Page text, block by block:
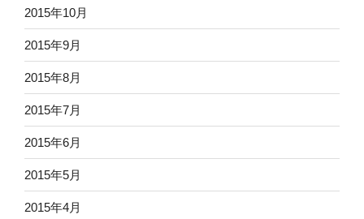
2015年10月
2015年9月
2015年8月
2015年7月
2015年6月
2015年5月
2015年4月